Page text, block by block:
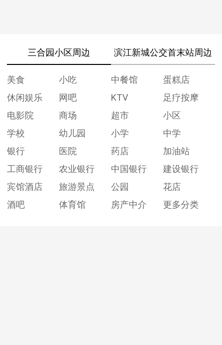
三合园小区周边 滨江新城公交首末站周边
美食 小吃 中餐馆
蛋糕店
休闲娱乐
网吧 KTV
足疗按摩
电影院
商场 超市
小区
学校
幼儿园 小学
中学
银行
医院 药店
加油站
工商银行
农业银行 中国银行
建设银行
宾馆酒店
旅游景点 公园
花店
酒吧
体育馆 房产中介 更多分类